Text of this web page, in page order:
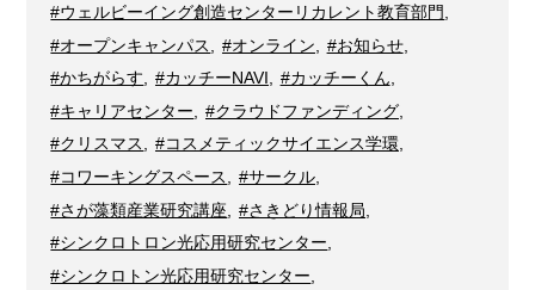
#ウェルビーイング創造センターリカレント教育部門
#オープンキャンパス
#オンライン #お知らせ,
#かちがらす
#カッチーNAVI #カッチーくん
#キャリアセンター
#クラウドファンディング,
#クリスマス
#コスメティックサイエンス学環,
#コワーキングスペース
#サークル,
#さが藻類産業研究講座
#さきどり情報局
#シンクロトロン光応用研究センター
#シンクロトン光応用研究センター